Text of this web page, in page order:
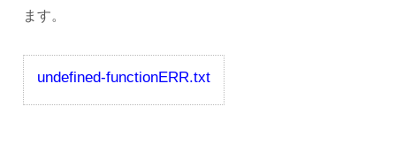
ます。
undefined-functionERR.txt